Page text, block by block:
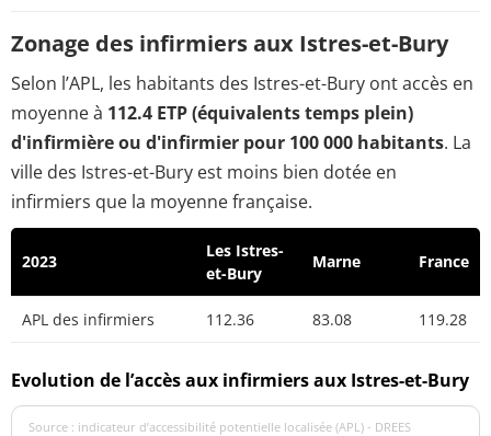
Zonage des infirmiers aux Istres-et-Bury
Selon l’APL, les habitants des Istres-et-Bury ont accès en
moyenne à 112.4 ETP (équivalents temps plein)
d'infirmière ou d'infirmier pour 100 000 habitants. La
ville des Istres-et-Bury est moins bien dotée en
infirmiers que la moyenne française.
2023
Les Istres-
et-Bury
Marne France
APL des infirmiers 112.36 83.08 119.28
Evolution de l’accès aux infirmiers aux Istres-et-Bury
Source : indicateur d’accessibilité potentielle localisée (APL) - DREES